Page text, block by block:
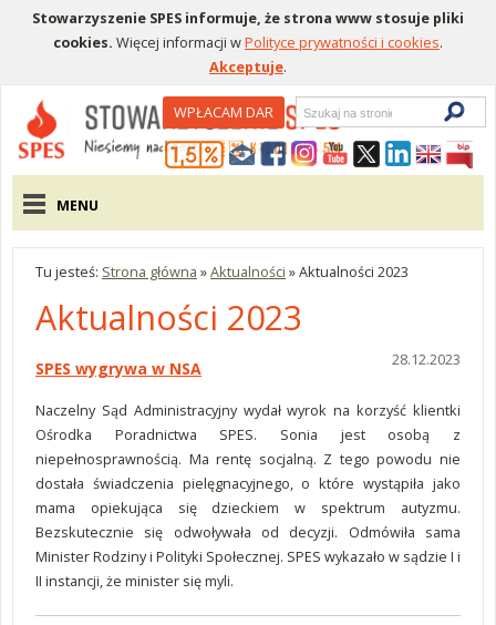
Stowarzyszenie SPES informuje, że strona www stosuje pliki
cookies. Więcej informacji wPolityce prywatności i cookies.
Akceptuje.
Menu pomocniczeWPŁACAM DAR
Wyszukiwarka
Menu główne
MENU
Tu jesteś: Strona główna »Aktualności »Aktualności 2023
Aktualności 2023
28.12.2023
SPES wygrywa w NSA
Naczelny Sąd Administracyjny wydał wyrok na korzyść klientki
Ośrodka Poradnictwa SPES. Sonia jest osobą z
niepełnosprawnością. Ma rentę socjalną. Z tego powodu nie
dostała świadczenia pielęgnacyjnego, o które wystąpiła jako
mama opiekująca się dzieckiem w spektrum autyzmu.
Bezskutecznie się odwoływała od decyzji. Odmówiła sama
Minister Rodziny i Polityki Społecznej. SPES wykazało w sądzie I i
II instancji, że minister się myli.